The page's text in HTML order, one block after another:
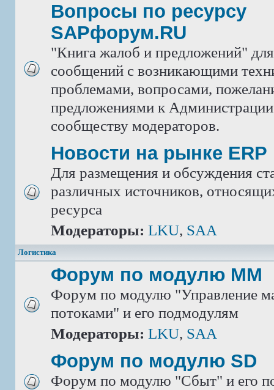
Вопросы по ресурсу
SAPфорум.RU
"Книга жалоб и предложений"
сообщений с возникающими
проблемами, вопросами,
предложениями к
сообществу модераторов.
Новости на рынке ERP
Для размещения и обсуждения
различных источников,
ресурса
Модераторы: LKU, SAA
Логистика
Форум по модулю ММ
Форум по модулю "Управление
потоками" и его подмодулям
Модераторы: LKU, SAA
Форум по модулю SD
Форум по модулю "Сбыт" и его